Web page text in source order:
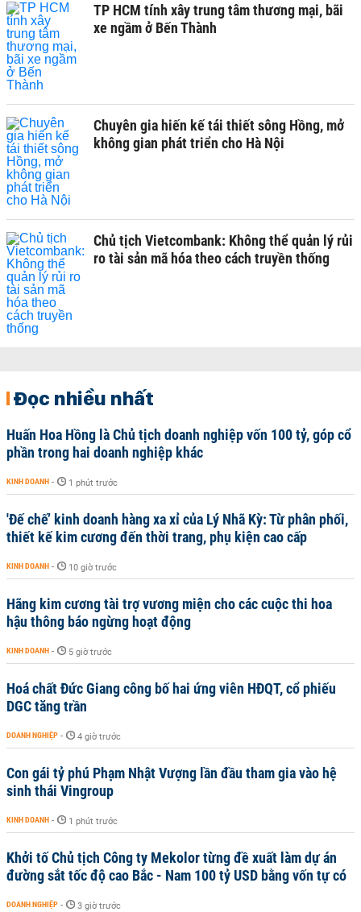
TP HCM tính xây trung tâm thương mại, bãi
xe ngầm ở Bến Thành
Chuyên gia hiến kế tái thiết sông Hồng, mở
không gian phát triển cho Hà Nội
Chủ tịch Vietcombank: Không thể quản lý rủi
ro tài sản mã hóa theo cách truyền thống
Đọc nhiều nhất
Huấn Hoa Hồng là Chủ tịch doanh nghiệp vốn 100 tỷ, góp cổ
phần trong hai doanh nghiệp khác
KINH DOANH - 1 phút trước
'Đế chế’ kinh doanh hàng xa xỉ của Lý Nhã Kỳ: Từ phân phối,
thiết kế kim cương đến thời trang, phụ kiện cao cấp
KINH DOANH - 10 giờ trước
Hãng kim cương tài trợ vương miện cho các cuộc thi hoa
hậu thông báo ngừng hoạt động
KINH DOANH - 5 giờ trước
Hoá chất Đức Giang công bố hai ứng viên HĐQT, cổ phiếu
DGC tăng trần
DOANH NGHIỆP - 4 giờ trước
Con gái tỷ phú Phạm Nhật Vượng lần đầu tham gia vào hệ
sinh thái Vingroup
KINH DOANH - 1 phút trước
Khởi tố Chủ tịch Công ty Mekolor từng đề xuất làm dự án
đường sắt tốc độ cao Bắc - Nam 100 tỷ USD bằng vốn tự có
DOANH NGHIỆP - 3 giờ trước